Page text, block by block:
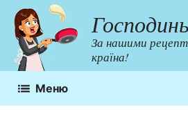
Перейти
до
контенту
За нашими
країна!
Меню